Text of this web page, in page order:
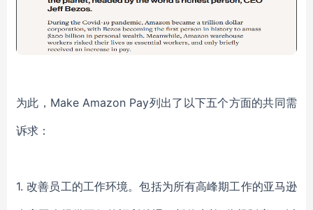
为此，Make Amazon Pay列出了以下五个方面的共同需
诉求：
1. 改善员工的工作环境。包括为所有高峰期工作的亚马逊